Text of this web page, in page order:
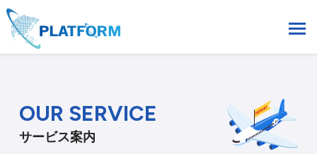
OUR SERVICE
サービス案内